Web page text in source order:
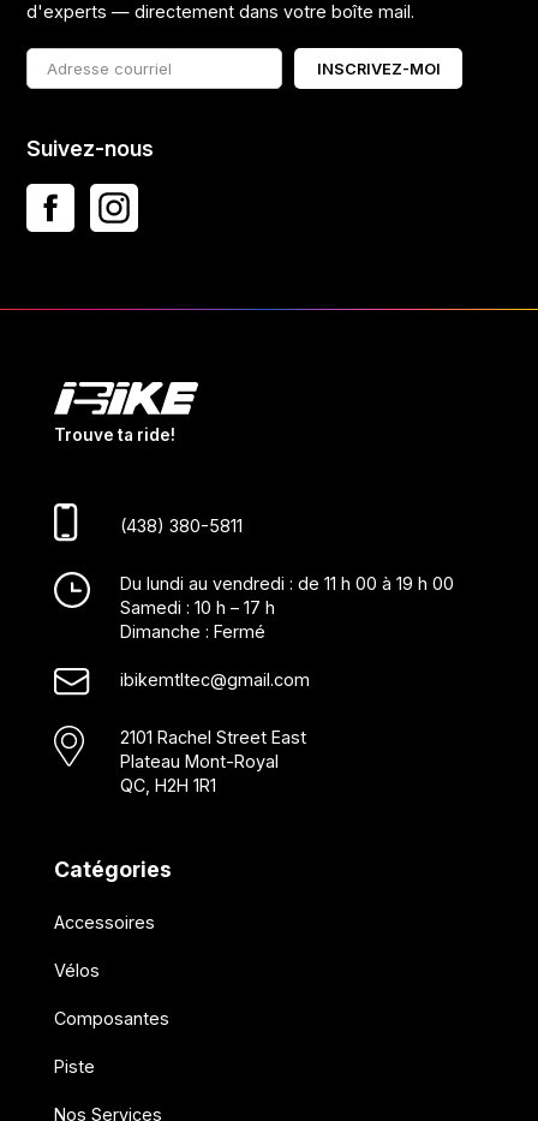
d'experts — directement dans votre boîte mail.
INSCRIVEZ-MOI
Suivez-nous
Trouve ta ride!
(438) 380-5811
Du lundi au vendredi : de 11 h 00 à 19 h 00
Samedi : 10 h – 17 h
Dimanche : Fermé
ibikemtltec@gmail.com
2101 Rachel Street East
Plateau Mont-Royal
QC, H2H 1R1
Catégories
Accessoires
Vélos
Composantes
Piste
Nos Services